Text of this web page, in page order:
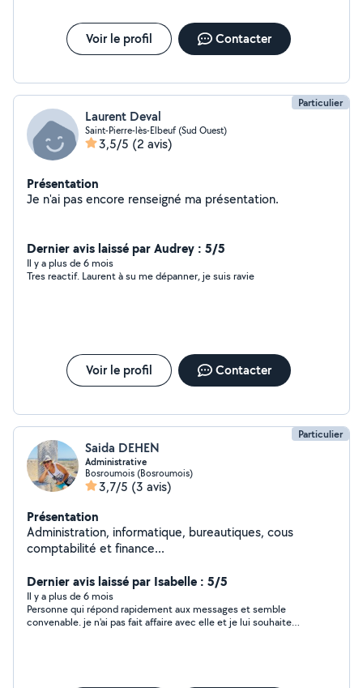
Voir le profil Contacter
Particulier
Laurent Deval
Saint-Pierre-lès-Elbeuf (Sud Ouest)
3,5/5 (2 avis)
Présentation
Je n'ai pas encore renseigné ma présentation.
Dernier avis laissé par Audrey : 5/5
Il y a plus de 6 mois
Tres reactif. Laurent à su me dépanner, je suis ravie
Voir le profil Contacter
Particulier
Saida DEHEN
Administrative
Bosroumois (Bosroumois)
3,7/5 (3 avis)
Présentation
Administration, informatique, bureautiques, cous
comptabilité et finance...
Dernier avis laissé par Isabelle : 5/5
Il y a plus de 6 mois
Personne qui répond rapidement aux messages et semble
convenable. je n'ai pas fait affaire avec elle et je lui souhaite